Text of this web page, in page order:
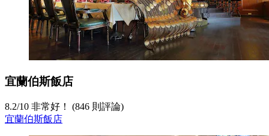
宜蘭伯斯飯店
8.2/10 非常好！ (846 則評論)
宜蘭伯斯飯店